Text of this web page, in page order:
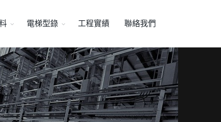
電梯型錄 工程實績 聯絡我們